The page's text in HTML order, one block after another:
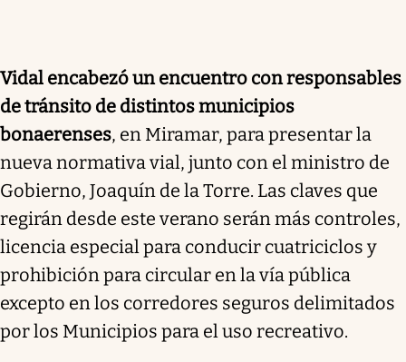
Vidal encabezó un encuentro con responsables
de tránsito de distintos municipios
bonaerenses, en Miramar, para presentar la
nueva normativa vial, junto con el ministro de
Gobierno, Joaquín de la Torre. Las claves que
regirán desde este verano serán más controles,
licencia especial para conducir cuatriciclos y
prohibición para circular en la vía pública
excepto en los corredores seguros delimitados
por los Municipios para el uso recreativo.